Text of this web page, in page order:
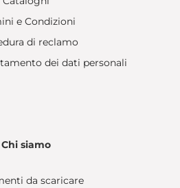
e Condizioni
di reclamo
dei dati personali
Chi siamo
da scaricare